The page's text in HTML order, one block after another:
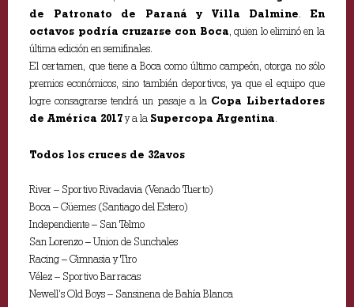
de Patronato de Paraná y Villa Dalmine. En
octavos podría cruzarse con Boca, quien lo eliminó en la
última edición en semifinales.
El certamen, que tiene a Boca como último campeón, otorga no sólo
premios económicos, sino también deportivos, ya que el equipo que
logre consagrarse tendrá un pasaje a la Copa Libertadores
de América 2017y a la Supercopa Argentina.
Todos los cruces de 32avos
River – Sportivo Rivadavia (Venado Tuerto)
Boca – Güemes (Santiago del Estero)
Independiente – San Telmo
San Lorenzo – Union de Sunchales
Racing – Gimnasia y Tiro
Vélez – Sportivo Barracas
Newell’s Old Boys – Sansinena de Bahía Blanca